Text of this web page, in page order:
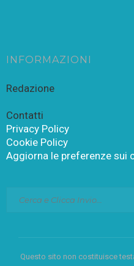
INFORMAZIONI
Redazione
Contatti
Privacy Policy
Cookie Policy
Aggiorna le preferenze sui
Questo sito non costituisce